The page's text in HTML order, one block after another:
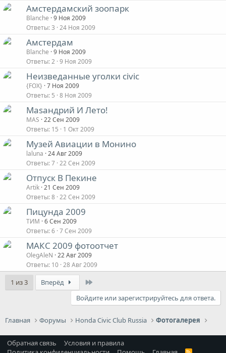
Амстердамский зоопарк
Blanche 9 Ноя 2009
Ответы 3 24 Ноя 2009
Амстердам
Blanche 9 Ноя 2009
Ответы 2 9 Ноя 2009
Неизведанные уголки civic
{FOX} 7 Ноя 2009
Ответы 5 8 Ноя 2009
Masандрий И Лето!
MAS 22 Сен 2009
Ответы 15 1 Окт 2009
Музей Авиации в Монино
laluna 24 Авг 2009
Ответы 7 22 Сен 2009
Отпуск В Пекине
Artik 21 Сен 2009
Ответы 8 22 Сен 2009
Пицунда 2009
ТИМ 6 Сен 2009
Ответы 6 7 Сен 2009
МАКС 2009 фотоотчет
OlegAleN 22 Авг 2009
Ответы 10 28 Авг 2009
1 из 3 Вперёд
Войдите или зарегистрируйтесь для ответа.
Главная Форумы Honda Civic Club Russia Фотогалерея
Обратная связь
Условия и правила
R